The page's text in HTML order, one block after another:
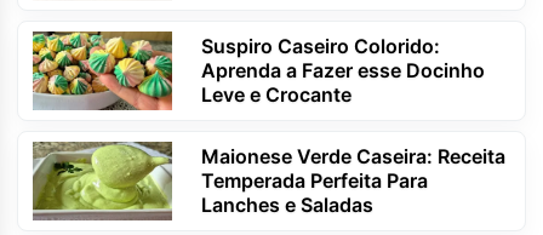
Suspiro Caseiro Colorido:
Aprenda a Fazer esse Docinho
Leve e Crocante
Maionese Verde Caseira: Receita
Temperada Perfeita Para
Lanches e Saladas